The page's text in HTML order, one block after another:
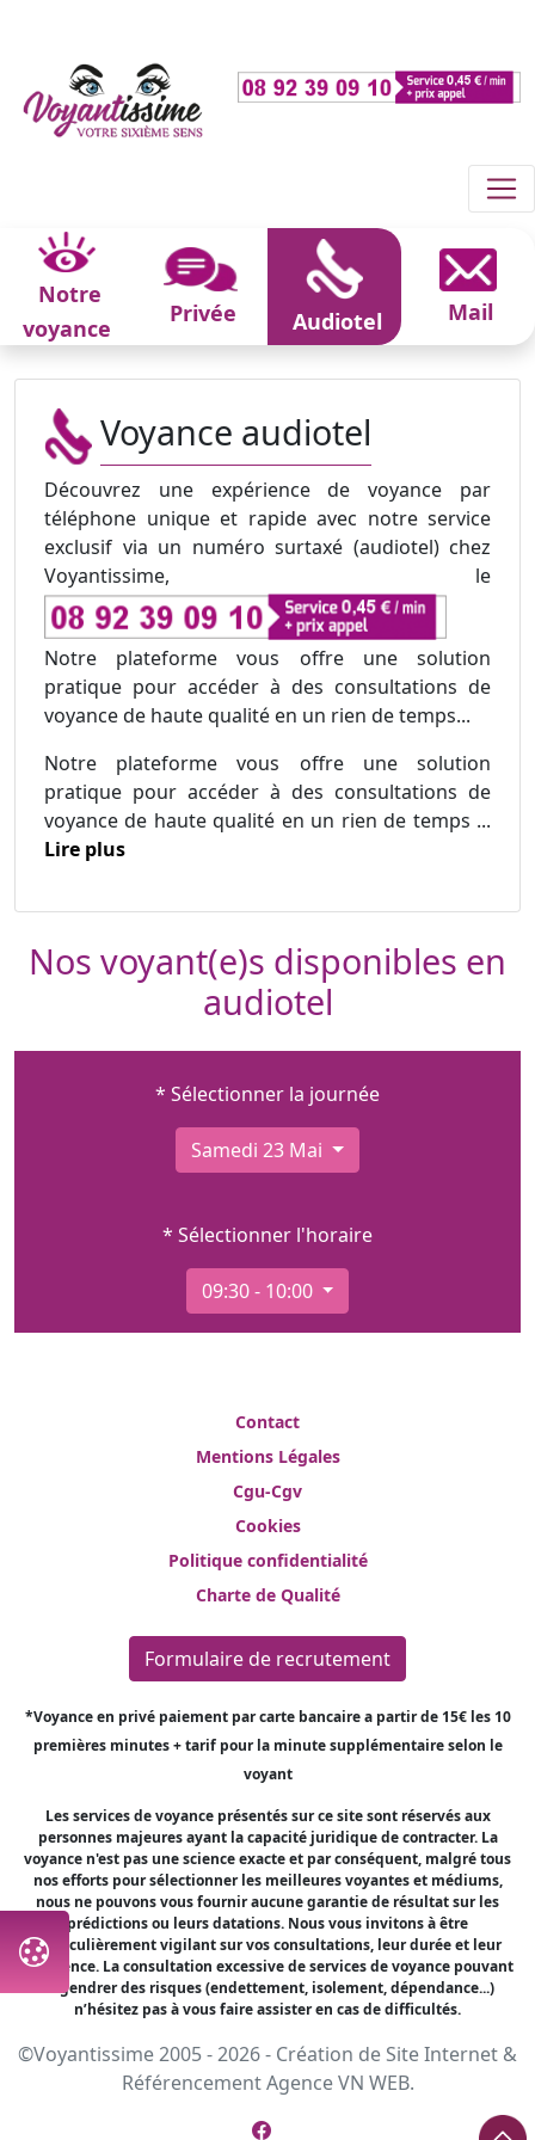
Notre
voyance
Privée Audiotel Mail
Voyance audiotel
Découvrez une expérience de voyance par
téléphone unique et rapide avec notre service
exclusif via un numéro surtaxé (audiotel) chez
Voyantissime, le
Notre plateforme vous offre une solution
pratique pour accéder à des consultations de
voyance de haute qualité en un rien de temps...
Notre plateforme vous offre une solution
pratique pour accéder à des consultations de
voyance de haute qualité en un rien de temps ...
Lire plus
Nos voyant(e)s disponibles en
audiotel
* Sélectionner la journée
Samedi 23 Mai
* Sélectionner l'horaire
09:30 - 10:00
Contact
Mentions Légales
Cgu-Cgv
Cookies
Politique confidentialité
Charte de Qualité
Formulaire de recrutement
*Voyance en privé paiement par carte bancaire a partir de 15€ les 10
premières minutes + tarif pour la minute supplémentaire selon le
voyant
Les services de voyance présentés sur ce site sont réservés aux
personnes majeures ayant la capacité juridique de contracter. La
voyance n'est pas une science exacte et par conséquent, malgré tous
nos efforts pour sélectionner les meilleures voyantes et médiums,
nous ne pouvons vous fournir aucune garantie de résultat sur les
prédictions ou leurs datations. Nous vous invitons à être
particulièrement vigilant sur vos consultations, leur durée et leur
fréquence. La consultation excessive de services de voyance pouvant
engendrer des risques (endettement, isolement, dépendance...)
n’hésitez pas à vous faire assister en cas de difficultés.
©Voyantissime 2005 - 2026 - Création de Site Internet &
RéférencementAgence VN WEB.